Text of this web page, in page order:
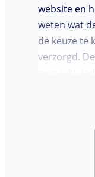
website en
weten wat
de keuze te
verzorgd.
gemaakt.
ik en mijn